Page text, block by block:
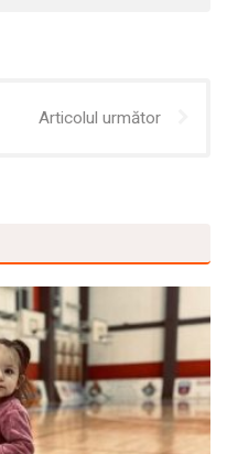
Articolul următor